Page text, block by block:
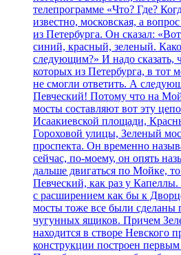
телепрограмме «Что? Где?
известно, московская, а
из Петербурга. Он сказал:
синий, красный, зеленый.
следующим?» И надо сказать,
которых из Петербурга, в тот
не смогли ответить. А
Певческий! Потому что на
мосты составляют вот эту
Исаакиевской площади,
Гороховой улицы, Зеленый
проспекта. Он временно
сейчас, по-моему, он опять
дальше двигаться по Мойке,
Певческий, как раз у
с расширением как бы к
мосты тоже все были сделаны
чугунных ящиков. Причем
находится в створе Невского
конструкции построен